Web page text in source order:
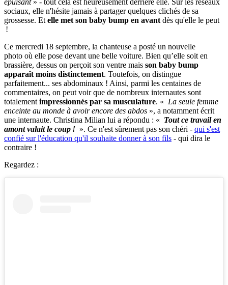
sociaux, elle n'hésite jamais à partager quelques clichés de sa
grossesse. Et elle met son baby bump en avant dès qu'elle le peut
!
Ce mercredi 18 septembre, la chanteuse a posté un nouvelle
photo où elle pose devant une belle voiture. Bien qu’elle soit en
brassière, dessus on perçoit son ventre mais son baby bump
apparaît moins distinctement. Toutefois, on distingue
parfaitement... ses abdominaux ! Ainsi, parmi les centaines de
commentaires, on peut voir que de nombreux internautes sont
totalement impressionnés par sa musculature. « La seule femme
enceinte au monde à avoir encore des abdos », a notamment écrit
une internaute. Christina Milian lui a répondu : « Tout ce travail en
amont valait le coup ! ». Ce n'est sûrement pas son chéri - qui s'est
confié sur l'éducation qu'il souhaite donner à son fils - qui dira le
contraire !
Regardez :